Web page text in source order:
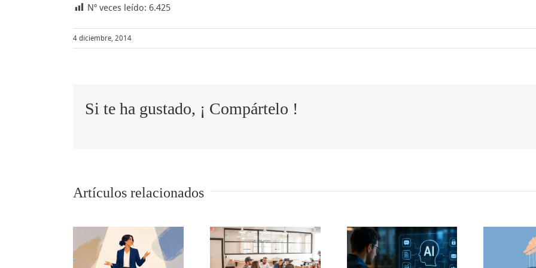
Nº veces leído: 6.425
4 diciembre, 2014
Si te ha gustado, ¡ Compártelo !
Artículos relacionados
transformar
las quejas de
lo que el uso
inteligencia
consciente.